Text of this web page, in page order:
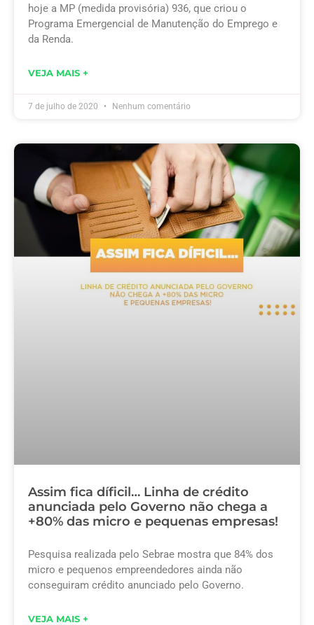
hoje a MP (medida provisória) 936, que criou o
Programa Emergencial de Manutenção do Emprego e
da Renda.
VEJA MAIS +
7 de julho de 2020 Nenhum comentário
Assim fica díficil… Linha de crédito
anunciada pelo Governo não chega a
+80% das micro e pequenas empresas!
Pesquisa realizada pelo Sebrae mostra que 84% dos
micro e pequenos empreendedores ainda não
conseguiram crédito anunciado pelo Governo.
VEJA MAIS +